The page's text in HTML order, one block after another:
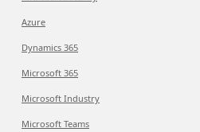
Azure
Dynamics 365
Microsoft 365
Microsoft Industry
Microsoft Teams